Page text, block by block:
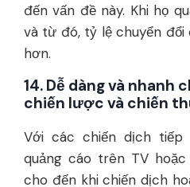
đến vấn đề này. Khi họ
và từ đó, tỷ lệ chuyển
hơn.
14. Dễ dàng và nhanh
chiến lược và chiến
Với các chiến dịch
quảng cáo trên TV
cho đến khi chiến dịch